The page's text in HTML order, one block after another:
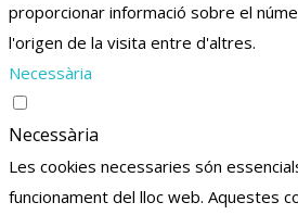
proporcionar informació sobre el
l'origen de la visita entre d'altres.
Necessària
Necessària
Les cookies necessaries són
funcionament del lloc web. Aquestes